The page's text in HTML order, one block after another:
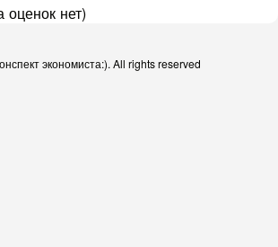
оценок нет)
экономиста:). All rights reserved